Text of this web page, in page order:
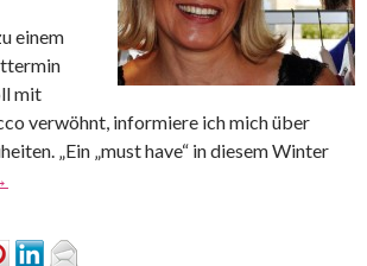
einem
mit
verwöhnt, informiere ich mich über
„Ein „must have“ in diesem Winter